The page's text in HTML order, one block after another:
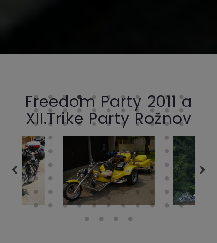
Freedom Party 2011 a
XII.Trike Party Rožnov